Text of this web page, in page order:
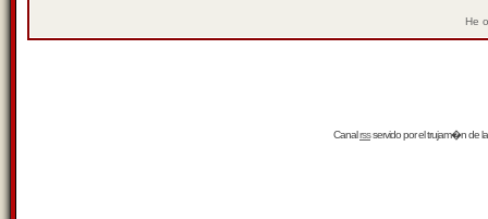
He
Canalrssservido por eltrujam�nde